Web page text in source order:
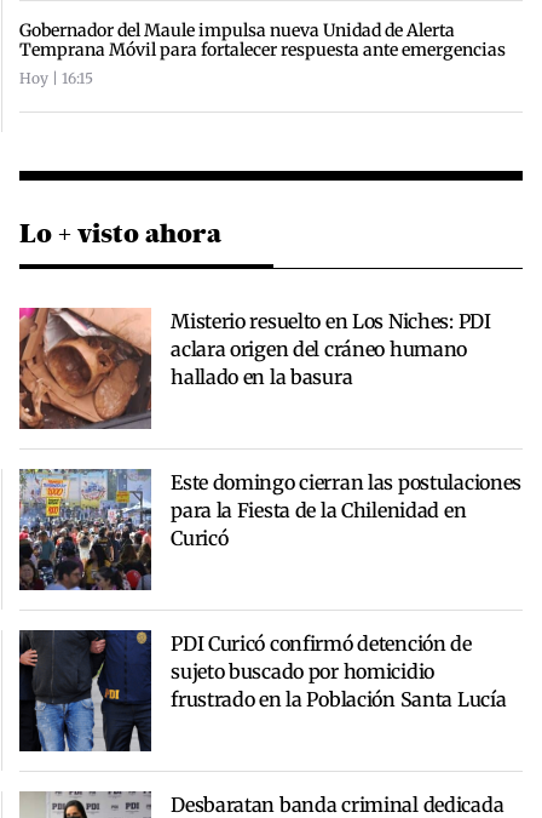
Gobernador del Maule impulsa nueva Unidad de Alerta
Temprana Móvil para fortalecer respuesta ante emergencias
Hoy | 16:15
Lo + visto ahora
Misterio resuelto en Los Niches: PDI
aclara origen del cráneo humano
hallado en la basura
Este domingo cierran las postulaciones
para la Fiesta de la Chilenidad en
Curicó
PDI Curicó confirmó detención de
sujeto buscado por homicidio
frustrado en la Población Santa Lucía
Desbaratan banda criminal dedicada